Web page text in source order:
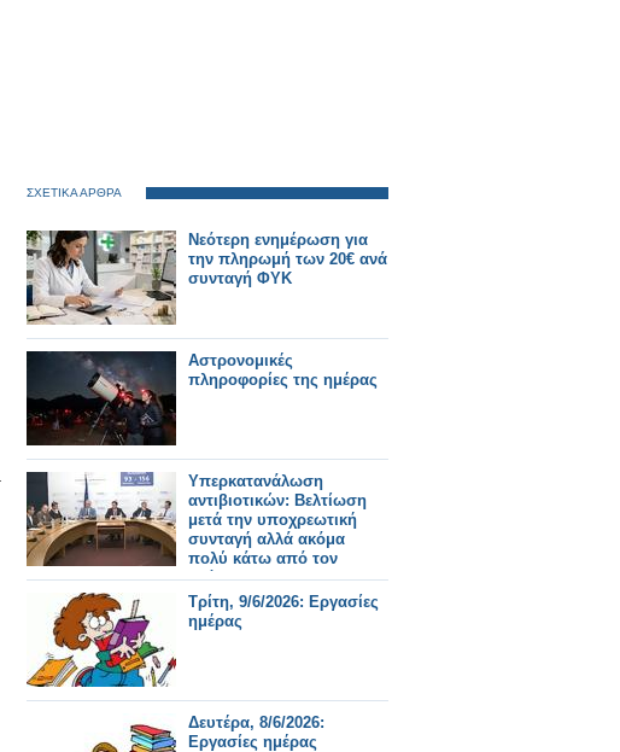
ΣΧΕΤΙΚΑ ΑΡΘΡΑ
Νεότερη ενημέρωση για
την πληρωμή των 20€ ανά
συνταγή ΦΥΚ
Αστρονομικές
πληροφορίες της ημέρας
Υπερκατανάλωση
αντιβιοτικών: Βελτίωση
μετά την υποχρεωτική
συνταγή αλλά ακόμα
πολύ κάτω από τον
στόχο!
Τρίτη, 9/6/2026: Εργασίες
ημέρας
Δευτέρα, 8/6/2026:
Εργασίες ημέρας